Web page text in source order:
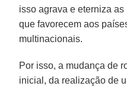
isso agrava e eterniza
que favorecem aos
multinacionais.
Por isso, a mudança de
inicial, da realização de